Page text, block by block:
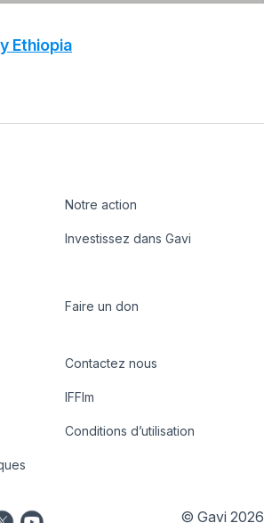
Ethiopia
Notre action
Investissez dans Gavi
Faire un don
Contactez nous
IFFIm
Conditions d’utilisation
© Gavi 2026